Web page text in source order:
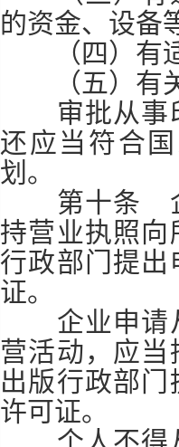
的资金、设备
（四）有适
（五）有关
审批从事印
还应当符合
划。
第十条 企
持营业执照
行政部门提
证。
企业申请从
营活动，应
出版行政部
许可证。